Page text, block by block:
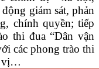
giám sát, phản
chính quyền; tiếp
thi đua “Dân vận
các phong trào thi
vị…